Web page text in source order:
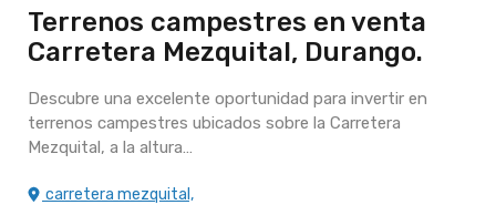
Terrenos campestres en venta
Carretera Mezquital, Durango.
Descubre una excelente oportunidad para invertir en
terrenos campestres ubicados sobre la Carretera
Mezquital, a la altura…
carretera mezquital,